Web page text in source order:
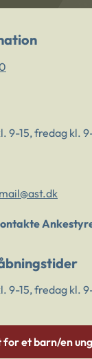
9-15, fredag kl.
9-15, fredag kl.
for et barn/en